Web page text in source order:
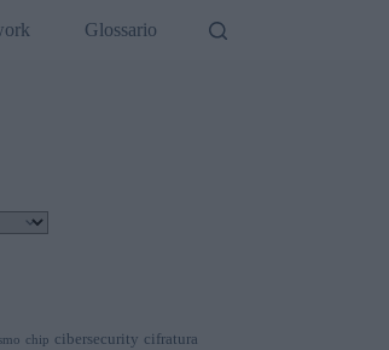
Glossario
chip cibersecurity cifratura